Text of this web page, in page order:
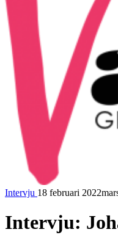
Intervju 18 februari 2022
Intervju: